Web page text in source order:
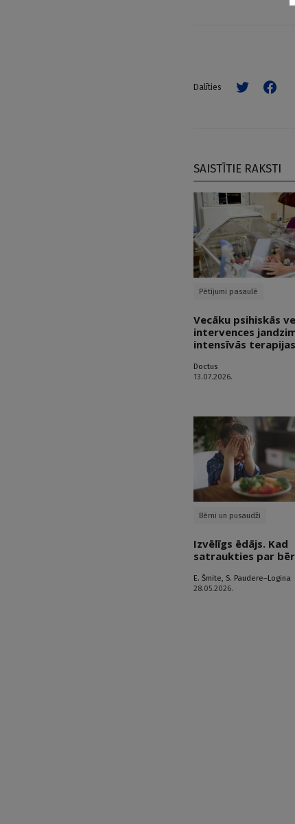
Dalīties
SAISTĪTIE RAKSTI
Pētījumi pasaulē
Vecāku psihiskās
intervences
intensīvās
Doctus
13.07.2026.
Bērni un pusaudži
Izvēlīgs ēdājs. Kad
satraukties par
E. Šmite, S. Paudere–Logina
28.05.2026.